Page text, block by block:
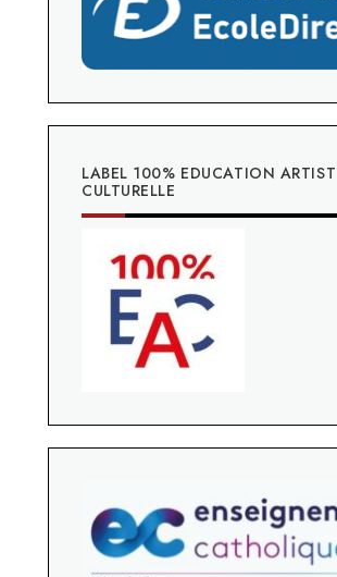
LABEL 100% EDUCATION
CULTURELLE